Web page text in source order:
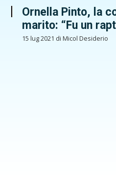
Ornella Pinto, la
marito: “Fu un
15 lug 2021 di Micol Desiderio